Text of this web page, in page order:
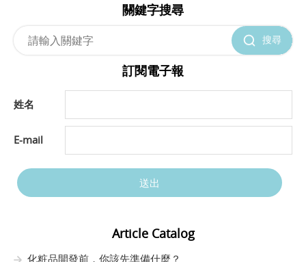
關鍵字搜尋
搜尋
訂閱電子報
姓名
E-mail
送出
Article Catalog
化粧品開發前，你該先準備什麼？